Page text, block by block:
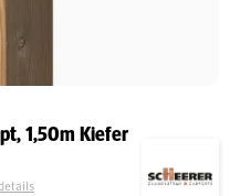
1,50m Kiefer